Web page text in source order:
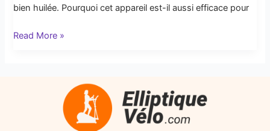
bien huilée. Pourquoi cet appareil est-il aussi efficace pour
Read More »